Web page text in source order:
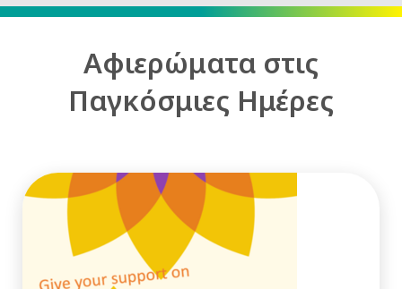
Αφιερώματα στις
Παγκόσμιες Ημέρες